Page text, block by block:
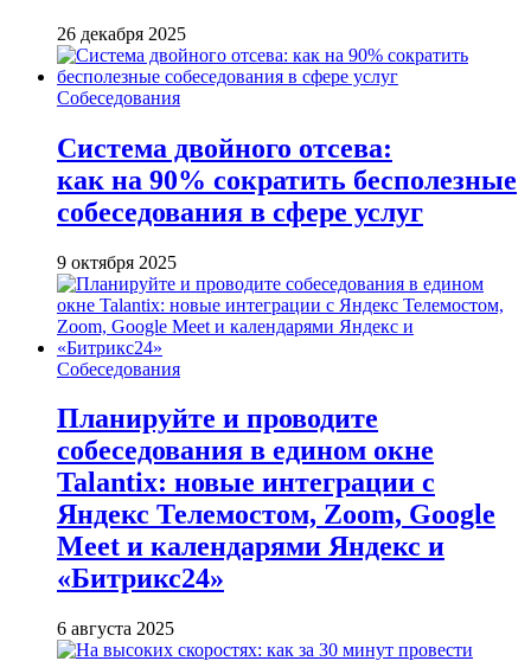
26 декабря 2025
Собеседования
Система двойного отсева:
как на 90% сократить бесполезные
собеседования в сфере услуг
9 октября 2025
Собеседования
Планируйте и проводите
собеседования в едином окне
Talantix: новые интеграции с
Яндекс Телемостом, Zoom, Google
Meet и календарями Яндекс и
«Битрикс24»
6 августа 2025